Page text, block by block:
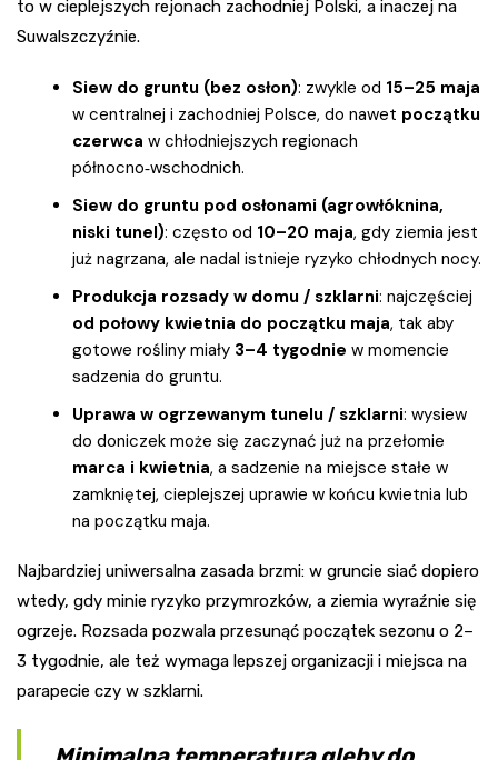
to w cieplejszych rejonach zachodniej Polski, a inaczej na
Suwalszczyźnie.
Siew do gruntu (bez osłon): zwykle od 15–25 maja
w centralnej i zachodniej Polsce, do nawet początku
czerwca w chłodniejszych regionach
północno‑wschodnich.
Siew do gruntu pod osłonami (agrowłóknina,
niski tunel): często od 10–20 maja, gdy ziemia jest
już nagrzana, ale nadal istnieje ryzyko chłodnych nocy.
Produkcja rozsady w domu / szklarni: najczęściej
od połowy kwietnia do początku maja, tak aby
gotowe rośliny miały 3–4 tygodnie w momencie
sadzenia do gruntu.
Uprawa w ogrzewanym tunelu / szklarni: wysiew
do doniczek może się zaczynać już na przełomie
marca i kwietnia, a sadzenie na miejsce stałe w
zamkniętej, cieplejszej uprawie w końcu kwietnia lub
na początku maja.
Najbardziej uniwersalna zasada brzmi: w gruncie siać dopiero
wtedy, gdy minie ryzyko przymrozków, a ziemia wyraźnie się
ogrzeje. Rozsada pozwala przesunąć początek sezonu o 2–
3 tygodnie, ale też wymaga lepszej organizacji i miejsca na
parapecie czy w szklarni.